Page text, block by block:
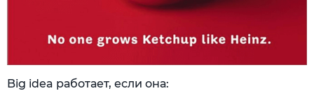
Big idea работает, если она: